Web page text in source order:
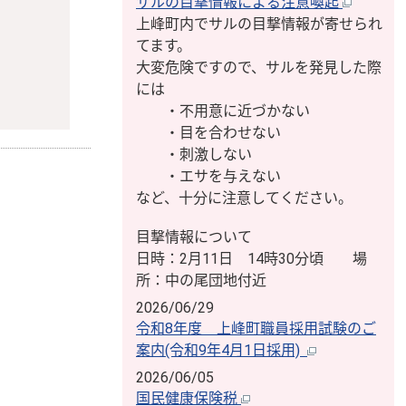
上峰町内でサルの目撃情報が寄せられ
てます。
大変危険ですので、サルを発見した際
には
・不用意に近づかない
・目を合わせない
・刺激しない
・エサを与えない
など、十分に注意してください。
目撃情報について
日時：2月11日 14時30分頃 場
所：中の尾団地付近
2026/06/29
令和8年度 上峰町職員採用試験のご
案内(令和9年4月1日採用)
2026/06/05
国民健康保険税